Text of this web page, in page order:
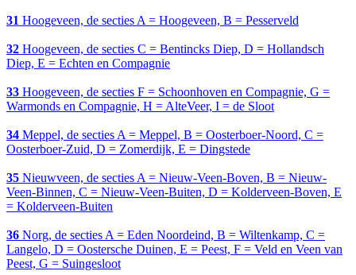
31 Hoogeveen, de secties A = Hoogeveen, B = Pesserveld
32 Hoogeveen, de secties C = Bentincks Diep, D = Hollandsch
Diep, E = Echten en Compagnie
33 Hoogeveen, de secties F = Schoonhoven en Compagnie, G =
Warmonds en Compagnie, H = AlteVeer, I = de Sloot
34 Meppel, de secties A = Meppel, B = Oosterboer-Noord, C =
Oosterboer-Zuid, D = Zomerdijk, E = Dingstede
35 Nieuwveen, de secties A = Nieuw-Veen-Boven, B = Nieuw-
Veen-Binnen, C = Nieuw-Veen-Buiten, D = Kolderveen-Boven, E
= Kolderveen-Buiten
36 Norg, de secties A = Eden Noordeind, B = Wiltenkamp, C =
Langelo, D = Oostersche Duinen, E = Peest, F = Veld en Veen van
Peest, G = Suingesloot